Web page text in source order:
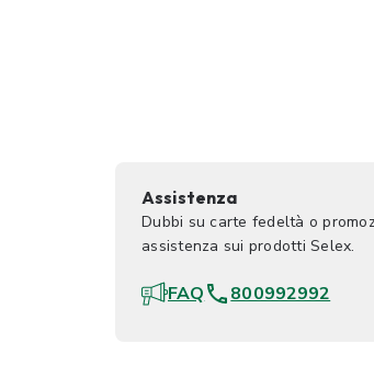
Assistenza
Dubbi su carte fedeltà o
assistenza sui prodotti Selex.
FAQ 800992992